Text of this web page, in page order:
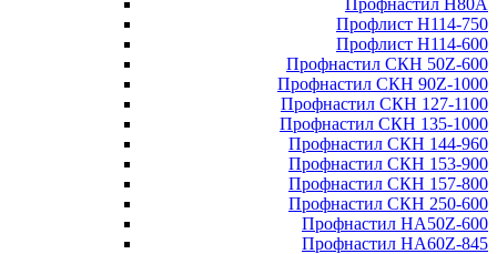
Профнастил Н80А
Профлист Н114-750
Профлист Н114-600
Профнастил СКН 50Z-600
Профнастил СКН 90Z-1000
Профнастил СКН 127-1100
Профнастил СКН 135-1000
Профнастил СКН 144-960
Профнастил СКН 153-900
Профнастил СКН 157-800
Профнастил СКН 250-600
Профнастил НА50Z-600
Профнастил НА60Z-845